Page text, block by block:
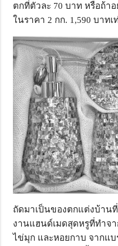
ตกที่ตัวละ 70 บาท หรือถ้า
ในราคา 2 กก. 1,590 บาท
ถัดมาเป็นของตกแต่งบ้าน
งานแฮนด์เมดสุดหรูที่ทำจา
ไข่มุก และหอยกาบ จากแบ